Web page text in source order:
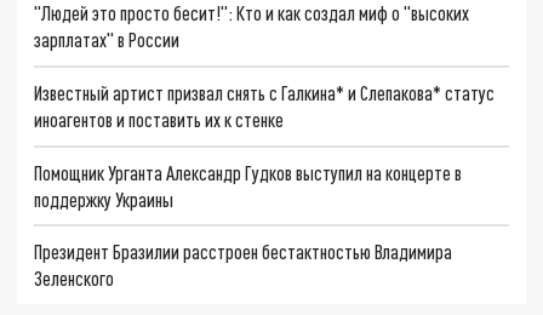
"Людей это просто бесит!": Кто и как создал миф о "высоких
зарплатах" в России
Известный артист призвал снять с Галкина* и Слепакова* статус
иноагентов и поставить их к стенке
Помощник Урганта Александр Гудков выступил на концерте в
поддержку Украины
Президент Бразилии расстроен бестактностью Владимира
Зеленского